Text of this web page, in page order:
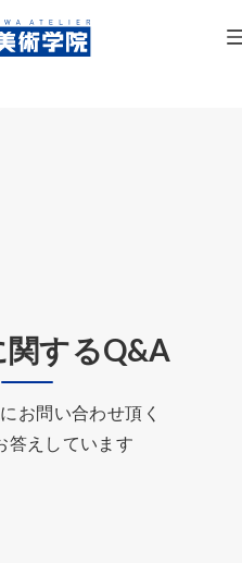
関するQ&A
お問い合わせ頂く
答えしています